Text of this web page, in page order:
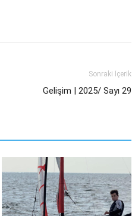
Sonraki İçerik
Gelişim | 2025/ Sayı 29